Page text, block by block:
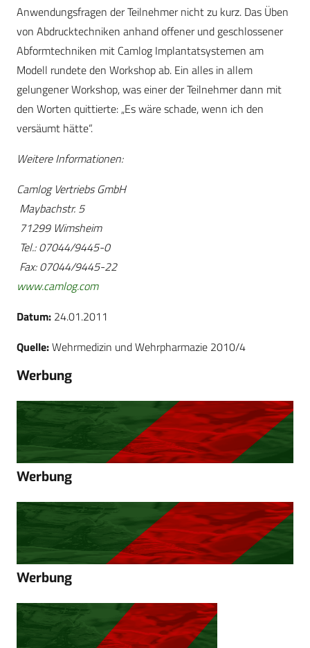
Anwendungsfragen der Teilnehmer nicht zu kurz. Das Üben
von Abdrucktechniken anhand offener und geschlossener
Abformtechniken mit Camlog Implantatsystemen am
Modell rundete den Workshop ab. Ein alles in allem
gelungener Workshop, was einer der Teilnehmer dann mit
den Worten quittierte: „Es wäre schade, wenn ich den
versäumt hätte“.
Weitere Informationen:
Camlog Vertriebs GmbH
Maybachstr. 5
71299 Wimsheim
Tel.: 07044/9445-0
Fax: 07044/9445-22
www.camlog.com
Datum: 24.01.2011
Quelle:Wehrmedizin und Wehrpharmazie 2010/4
Werbung
Werbung
Werbung